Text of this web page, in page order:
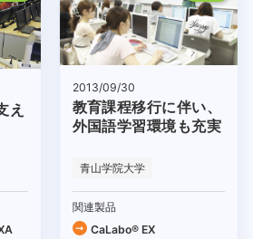
え
2013/09/30
教育課程移行に伴い、
外国語学習環境も充実
青山学院大学
関連製品
CaLabo® EX